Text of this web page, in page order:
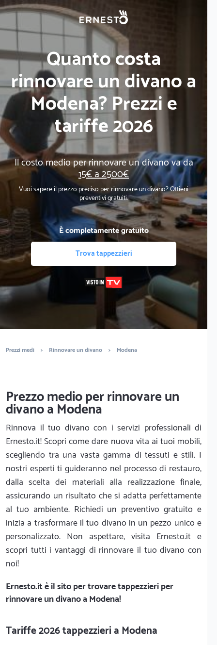
Quanto costa
rinnovare un divano a
Modena? Prezzi e
tariffe 2026
Il costo medio per rinnovare un divano va da
15€ a 2500€
Vuoi sapere il prezzo preciso per rinnovare un divano? Ottieni
preventivi gratuiti.
È completamente gratuito
Trova tappezzieri
Prezzi medi > Rinnovare un divano > Modena
Prezzo medio per rinnovare un
divano a Modena
Rinnova il tuo divano con i servizi professionali di
Ernesto.it! Scopri come dare nuova vita ai tuoi mobili,
scegliendo tra una vasta gamma di tessuti e stili. I
nostri esperti ti guideranno nel processo di restauro,
dalla scelta dei materiali alla realizzazione finale,
assicurando un risultato che si adatta perfettamente
al tuo ambiente. Richiedi un preventivo gratuito e
inizia a trasformare il tuo divano in un pezzo unico e
personalizzato. Non aspettare, visita Ernesto.it e
scopri tutti i vantaggi di rinnovare il tuo divano con
noi!
Ernesto.itè il sito per trovare tappezzieri per
rinnovare un divano a Modena!
Tariffe 2026 tappezzieri a Modena